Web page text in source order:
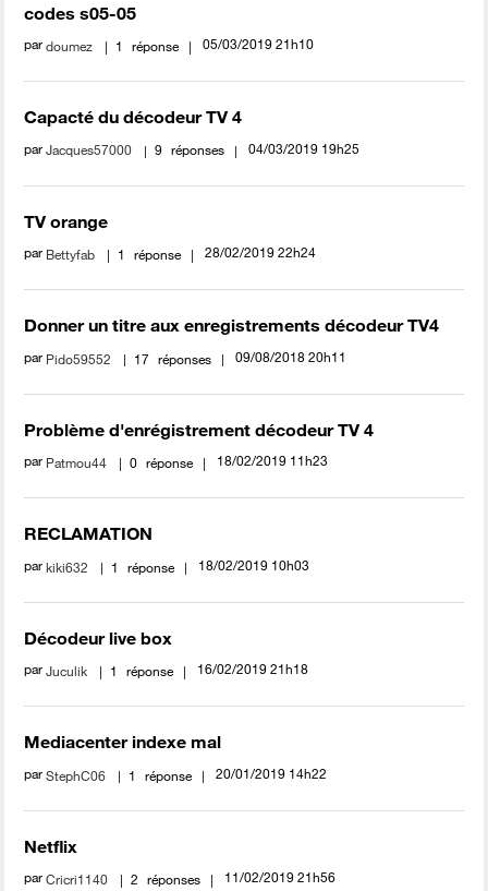
codes s05-05
pardoumez 1 réponse ‎05/03/2019 21h10
Capacté du décodeur TV 4
parJacques57000 9 réponses ‎04/03/2019 19h25
TV orange
par Bettyfab 1 réponse ‎28/02/2019 22h24
Donner un titre aux enregistrements décodeur TV4
par Pido59552 17 réponses ‎09/08/2018 20h11
Problème d'enrégistrement décodeur TV 4
par Patmou44 0 réponse ‎18/02/2019 11h23
RECLAMATION
parkiki632 1 réponse ‎18/02/2019 10h03
Décodeur live box
parJuculik 1 réponse ‎16/02/2019 21h18
Mediacenter indexe mal
parStephC06 1 réponse ‎20/01/2019 14h22
Netflix
parCricri1140 2 réponses ‎11/02/2019 21h56